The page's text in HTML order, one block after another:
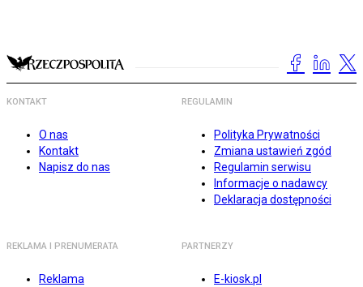
KONTAKT
O nas
Kontakt
Napisz do nas
REGULAMIN
Polityka Prywatności
Zmiana ustawień zgód
Regulamin serwisu
Informacje o nadawcy
Deklaracja dostępności
REKLAMA I PRENUMERATA
Reklama
PARTNERZY
E-kiosk.pl